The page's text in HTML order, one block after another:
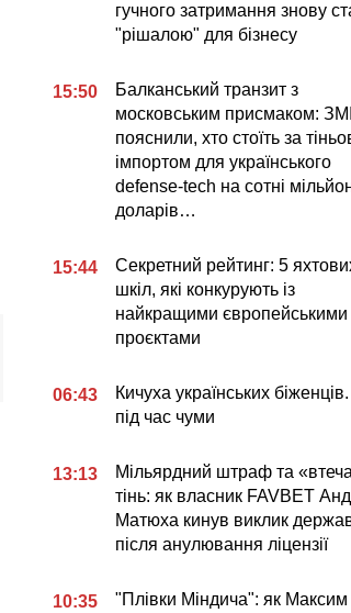
гучного затримання знову
"рішалою" для бізнесу
15:50
Балканський транзит з
московським присмаком: ЗМІ
пояснили, хто стоїть за
імпортом для українського
defense-tech на сотні
доларів…
15:44
Секретний рейтинг: 5
шкіл, які конкурують із
найкращими європейськими
проєктами
06:43
Кичуха українських
під час чуми
13:13
Мільярдний штраф та
тінь: як власник FAVBET
Матюха кинув виклик
після анулювання ліцензії
10:35
"Плівки Міндича": як Максим